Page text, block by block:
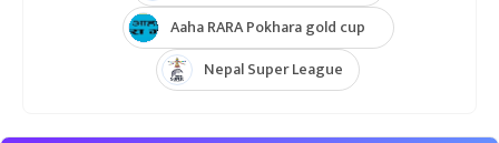
Aaha RARA Pokhara gold cup
Nepal Super League